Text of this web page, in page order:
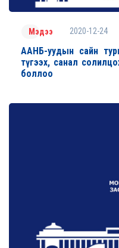
Мэдээ 2020-12-24
ААНБ-уудын сайн
түгээх, санал
боллоо